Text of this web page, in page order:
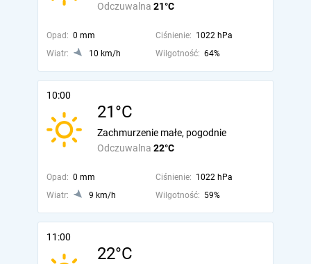
Odczuwalna 21°C
Opad: 0 mm Ciśnienie: 1022 hPa
Wiatr:
10 km/h Wilgotność: 64%
10:00
21°C
Odczuwalna 22°C
Zachmurzenie małe, pogodnie
Opad: 0 mm Ciśnienie: 1022 hPa
Wiatr:
9 km/h Wilgotność: 59%
11:00
22°C